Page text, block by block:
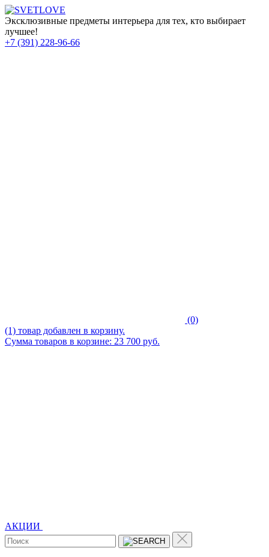
Эксклюзивные предметы интерьера для тех, кто выбирает
лучшее!
+7 (391) 228-96-66
(0)
(1) товар добавлен в корзину.
Сумма товаров в корзине: 23 700 руб.
АКЦИИ